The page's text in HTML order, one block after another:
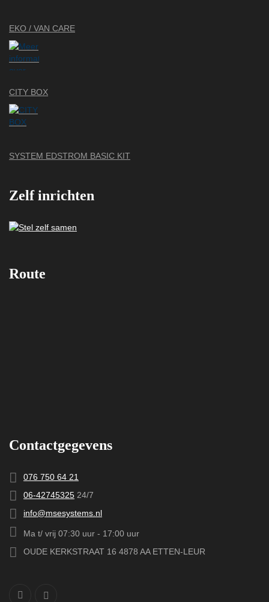
EKO / VAN CARE
CITY BOX
SYSTEM EDSTROM BASIC KIT
Zelf inrichten
Route
Contactgegevens
076 750 64 21
06-42745325 24/7
info@msesystems.nl
Ma t/ vrij 07:30 uur - 17:00 uur
OUDE KERKSTRAAT 16 4878 AA ETTEN-LEUR